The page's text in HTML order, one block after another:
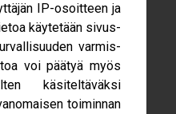
IP-​osoitteen ja
käy­te­tään sivus­
var­mis­
voi pää­tyä myös
käsi­tel­tä­väksi
toi­min­nan